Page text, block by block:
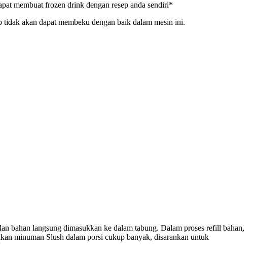
membuat frozen drink dengan resep anda sendiri*
akan dapat membeku dengan baik dalam mesin ini.
bahan langsung dimasukkan ke dalam tabung. Dalam proses refill bahan,
minuman Slush dalam porsi cukup banyak, disarankan untuk